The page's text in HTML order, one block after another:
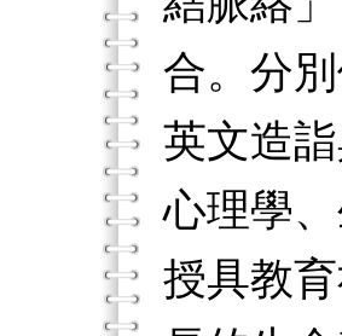
合。分
英文造
心理學
授具教